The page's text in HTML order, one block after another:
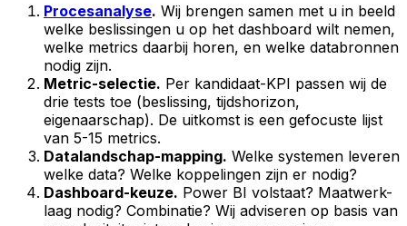
Procesanalyse. Wij brengen samen met u in beeld
welke beslissingen u op het dashboard wilt nemen,
welke metrics daarbij horen, en welke databronnen
nodig zijn.
Metric-selectie. Per kandidaat-KPI passen wij de
drie tests toe (beslissing, tijdshorizon,
eigenaarschap). De uitkomst is een gefocuste lijst
van 5-15 metrics.
Datalandschap-mapping. Welke systemen leveren
welke data? Welke koppelingen zijn er nodig?
Dashboard-keuze. Power BI volstaat? Maatwerk-
laag nodig? Combinatie? Wij adviseren op basis van